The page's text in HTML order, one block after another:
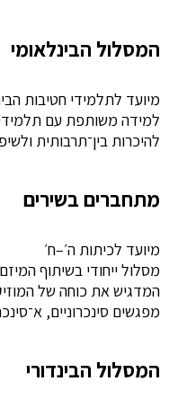
המסלול הבינלאומי
מיועד לתלמידי חטיבות
למידה משותפת עם
להיכרות בין־תרבותית
מתחברים בשירים
מיועד לכיתות ה׳–ח׳
מסלול ייחודי בשיתוף המיזם
המדגיש את כוחה של
מפגשים סינכרוניים,
המסלול הבינדורי